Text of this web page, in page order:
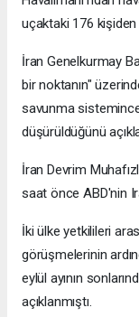
uçaktaki 176 kişiden
İran Genelkurmay
bir noktanın"
savunma sistemince
düşürüldüğünü
İran Devrim
saat önce ABD'nin
İki ülke yetkilileri
görüşmelerinin
eylül ayının
açıklanmıştı.